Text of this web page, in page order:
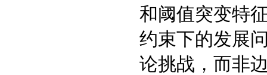
和阈值突变特
约束下的发展
论挑战，而非